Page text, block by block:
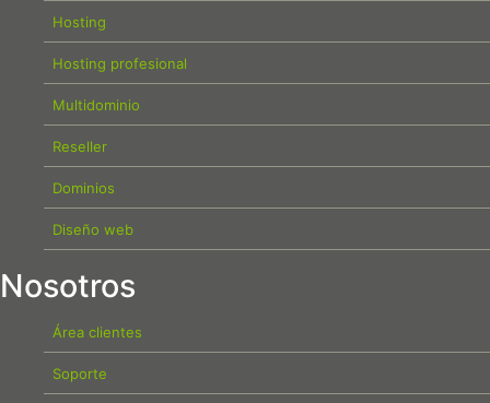
Hosting
Hosting profesional
Multidominio
Reseller
Dominios
Diseño web
Nosotros
Área clientes
Soporte